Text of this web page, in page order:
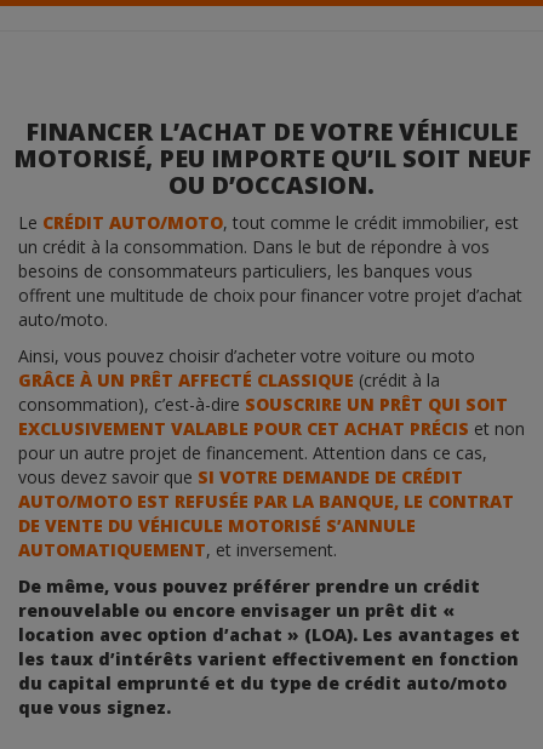
FINANCER L’ACHAT DE VOTRE VÉHICULE
MOTORISÉ, PEU IMPORTE QU’IL SOIT NEUF
OU D’OCCASION.
Le CRÉDIT AUTO/MOTO, tout comme le crédit immobilier, est
un crédit à la consommation. Dans le but de répondre à vos
besoins de consommateurs particuliers, les banques vous
offrent une multitude de choix pour financer votre projet d’achat
auto/moto.
Ainsi, vous pouvez choisir d’acheter votre voiture ou moto
GRÂCE À UN PRÊT AFFECTÉ CLASSIQUE (crédit à la
consommation), c’est-à-dire SOUSCRIRE UN PRÊT QUI SOIT
EXCLUSIVEMENT VALABLE POUR CET ACHAT PRÉCIS et non
pour un autre projet de financement. Attention dans ce cas,
vous devez savoir que SI VOTRE DEMANDE DE CRÉDIT
AUTO/MOTO EST REFUSÉE PAR LA BANQUE, LE CONTRAT
DE VENTE DU VÉHICULE MOTORISÉ S’ANNULE
AUTOMATIQUEMENT, et inversement.
De même, vous pouvez préférer prendre un crédit
renouvelable ou encore envisager un prêt dit «
location avec option d’achat » (LOA). Les avantages et
les taux d’intérêts varient effectivement en fonction
du capital emprunté et du type de crédit auto/moto
que vous signez.